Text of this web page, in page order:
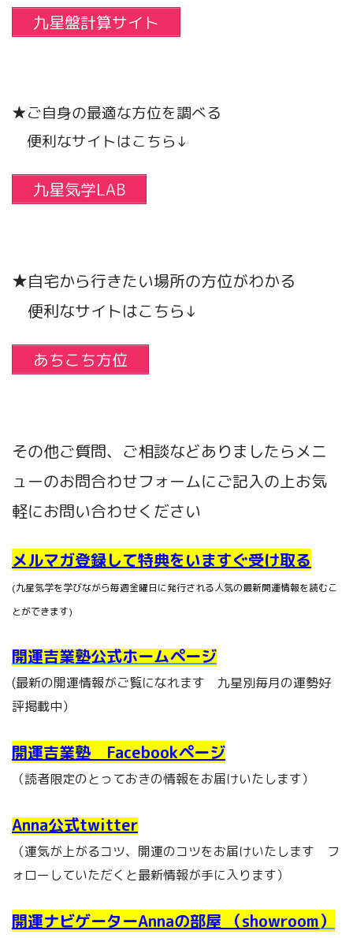
九星盤計算サイト
★ご自身の最適な方位を調べる
便利なサイトはこちら↓
九星気学LAB
★自宅から行きたい場所の方位がわかる
便利なサイトはこちら↓
あちこち方位
その他ご質問、ご相談などありましたらメニ
ューのお問合わせフォームにご記入の上お気
軽にお問い合わせください
メルマガ登録して特典をいますぐ受け取る
(九星気学を学びながら毎週金曜日に発行される人気の最新開運情報を読むこ
とができます)
開運吉業塾公式ホームページ
(最新の開運情報がご覧になれます 九星別毎月の運勢好
評掲載中）
開運吉業塾 Facebookページ
（読者限定のとっておきの情報をお届けいたします）
Anna公式twitter
（運気が上がるコツ、開運のコツをお届けいたします フ
ォローしていただくと最新情報が手に入ります）
開運ナビゲーターAnnaの部屋 （showroom）